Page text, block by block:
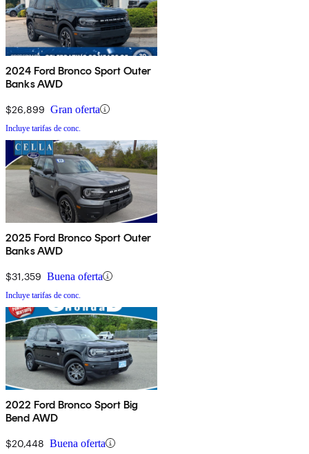
2024 Ford Bronco Sport Outer
Banks AWD
$26,899 Gran oferta
Incluye tarifas de conc.
2025 Ford Bronco Sport Outer
Banks AWD
$31,359 Buena oferta
Incluye tarifas de conc.
2022 Ford Bronco Sport Big
Bend AWD
$20,448 Buena oferta